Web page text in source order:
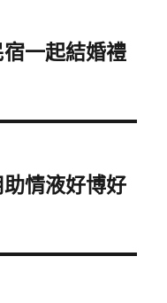
一起結婚禮
情液好博好